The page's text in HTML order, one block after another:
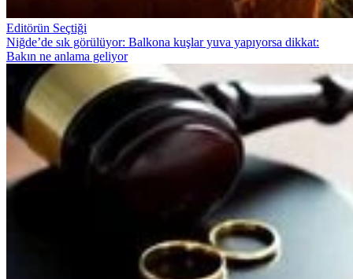
Editörün Seçtiği
Niğde’de sık görülüyor: Balkona kuşlar yuva yapıyorsa dikkat:
Bakın ne anlama geliyor